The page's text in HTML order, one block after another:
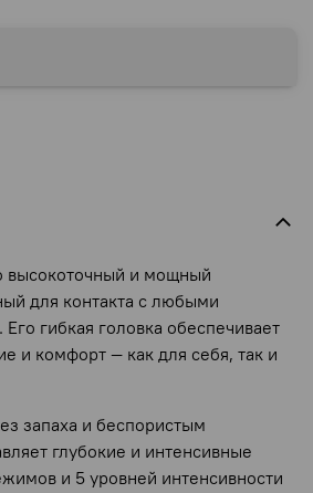
высокоточный и мощный
для контакта с любыми
гибкая головка обеспечивает
и комфорт — как для себя, так и
запаха и беспористым
глубокие и интенсивные
и 5 уровней интенсивности